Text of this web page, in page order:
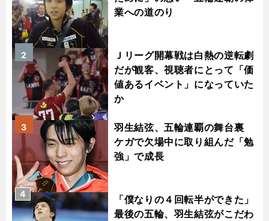
業への道のり
Ｊリーグ開幕戦は白熱の逆転劇
だが観客、視聴者にとって「価
値あるイベント」になっていた
か
2
羽生結弦、五輪連覇の舞台裏
ケガで欠場中に取り組んだ「勉
強」で成長
3
「僕なりの４回転半ができた」
最後の五輪、羽生結弦がこだわ
4